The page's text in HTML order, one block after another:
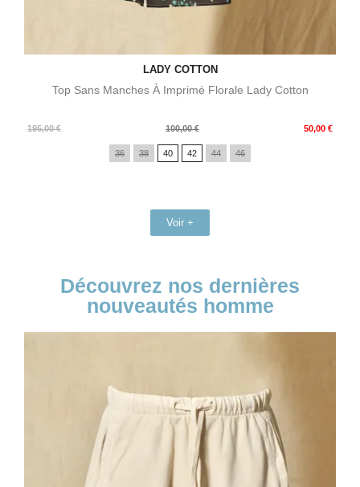
LADY COTTON
Top Sans Manches À Imprimé Florale Lady Cotton
195,00 €
Prix
100,00 € 50,00 €
Prix
36 38 40 42 44 46
Voir +
Découvrez nos dernières
nouveautés homme